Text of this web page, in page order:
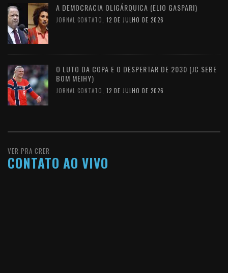
A DEMOCRACIA OLIGÁRQUICA (ELIO GASPARI)
JORNAL CONTATO 12 DE JULHO DE 2026
O LUTO DA COPA E O DESPERTAR DE 2030 (JC SEBE
BOM MEIHY)
JORNAL CONTATO 12 DE JULHO DE 2026
VER PRA CRER
CONTATO AO VIVO